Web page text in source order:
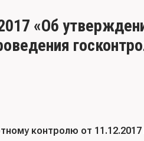
«Об
контролю от